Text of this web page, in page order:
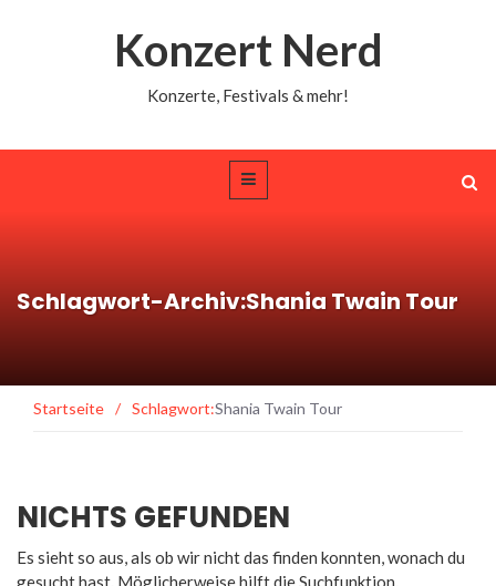
Konzert Nerd
Konzerte, Festivals & mehr!
Schlagwort-Archiv:Shania Twain Tour
Startseite / Schlagwort:Shania Twain Tour
NICHTS GEFUNDEN
Es sieht so aus, als ob wir nicht das finden konnten, wonach du
gesucht hast. Möglicherweise hilft die Suchfunktion.